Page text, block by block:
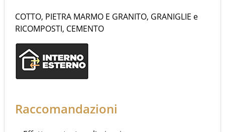
COTTO, PIETRA MARMO E GRANITO, GRANIGLIE e
RICOMPOSTI, CEMENTO
Raccomandazioni